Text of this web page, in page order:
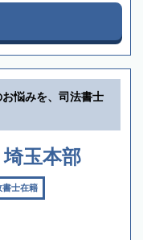
お悩みを、司法書士
玉本部
書士在籍